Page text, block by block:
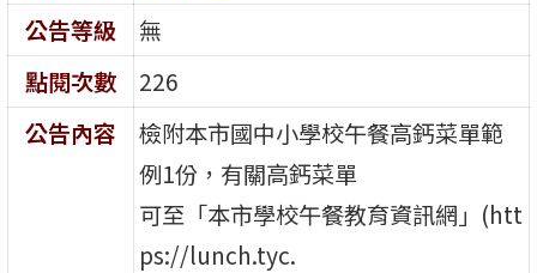
公告等級
無
點閱次數
226
公告內容
檢附本市國中小學校午餐高鈣菜單範
例1份，有關高鈣菜單
可至「本市學校午餐教育資訊網」(htt
ps://lunch.tyc.